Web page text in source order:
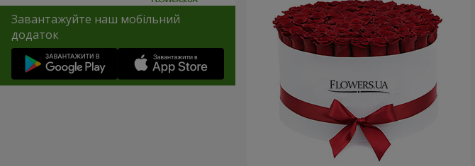
Завантажуйте наш мобільний
додаток